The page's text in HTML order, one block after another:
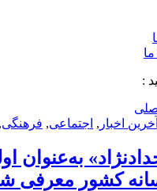
:
آخرین اخبار , اجتماعی, فرهنگی,
به‌عنوان
کشور معرفی